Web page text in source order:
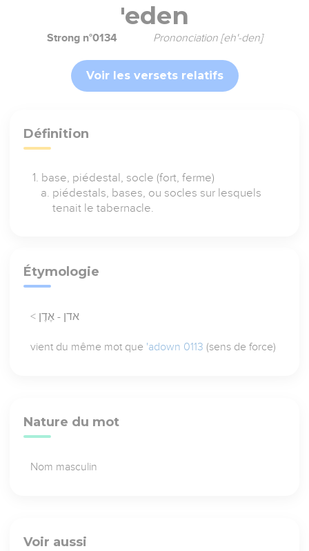
'eden
Strong n°0134 Prononciation [eh'-den]
Voir les versets relatifs
Définition
base, piédestal, socle (fort, ferme)
piédestals, bases, ou socles sur lesquels
tenait le tabernacle.
Étymologie
< אדן - אֶדֶן
vient du même mot que 'adown 0113 (sens de force)
Nature du mot
Nom masculin
Voir aussi